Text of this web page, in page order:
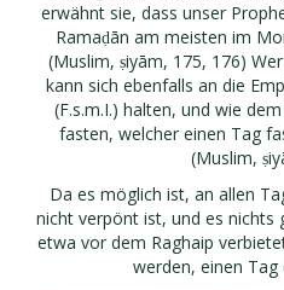
erwähnt sie, dass unser
Ramaḍān am meisten im
(Muslim, ṣiyām, 175, 176)
kann sich ebenfalls an die
(F.s.m.I.) halten, und wie
fasten, welcher einen Tag
(Muslim,
Da es möglich ist, an allen
nicht verpönt ist, und es nichts
etwa vor dem Raghaip
werden, einen